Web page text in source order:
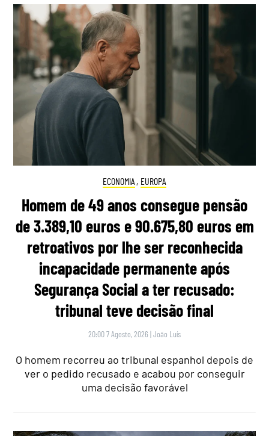
ECONOMIA , EUROPA
Homem de 49 anos consegue pensão
de 3.389,10 euros e 90.675,80 euros em
retroativos por lhe ser reconhecida
incapacidade permanente após
Segurança Social a ter recusado:
tribunal teve decisão final
20:00 7 Agosto, 2026 |João Luís
O homem recorreu ao tribunal espanhol depois de
ver o pedido recusado e acabou por conseguir
uma decisão favorável